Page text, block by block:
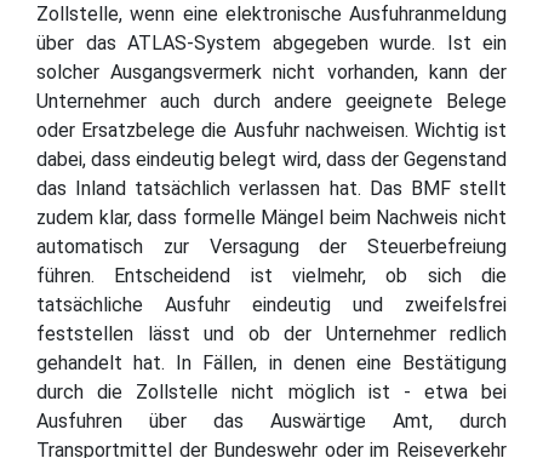
Zollstelle, wenn eine elektronische Ausfuhranmeldung
über das ATLAS-System abgegeben wurde. Ist ein
solcher Ausgangsvermerk nicht vorhanden, kann der
Unternehmer auch durch andere geeignete Belege
oder Ersatzbelege die Ausfuhr nachweisen. Wichtig ist
dabei, dass eindeutig belegt wird, dass der Gegenstand
das Inland tatsächlich verlassen hat. Das BMF stellt
zudem klar, dass formelle Mängel beim Nachweis nicht
automatisch zur Versagung der Steuerbefreiung
führen. Entscheidend ist vielmehr, ob sich die
tatsächliche Ausfuhr eindeutig und zweifelsfrei
feststellen lässt und ob der Unternehmer redlich
gehandelt hat. In Fällen, in denen eine Bestätigung
durch die Zollstelle nicht möglich ist - etwa bei
Ausfuhren über das Auswärtige Amt, durch
Transportmittel der Bundeswehr oder im Reiseverkehr